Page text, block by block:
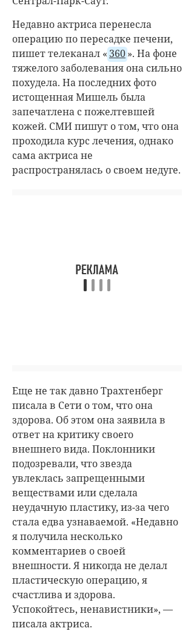
Недавно актриса перенесла
операцию по пересадке печени,
пишет телеканал « 360». На фоне
тяжелого заболевания она сильно
похудела. На последних фото
истощенная Мишель была
запечатлена с пожелтевшей
кожей. СМИ пишут о том, что она
проходила курс лечения, однако
сама актриса не
распространялась о своем недуге.
Еще не так давно Трахтенберг
писала в Сети о том, что она
здорова. Об этом она заявила в
ответ на критику своего
внешнего вида. Поклонники
подозревали, что звезда
увлеклась запрещенными
веществами или сделала
неудачную пластику, из-за чего
стала едва узнаваемой. «Недавно
я получила несколько
комментариев о своей
внешности. Я никогда не делал
пластическую операцию, я
счастлива и здорова.
Успокойтесь, ненавистники», —
писала актриса.